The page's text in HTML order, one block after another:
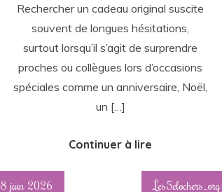
qui
plaît
à
tous
les
Rechercher un cadeau original suscite
souvent de longues hésitations,
surtout lorsqu’il s’agit de surprendre
proches ou collègues lors d’occasions
spéciales comme un anniversaire, Noël,
un […]
Continuer à lire
8 juin 2026 Les5clochers_org